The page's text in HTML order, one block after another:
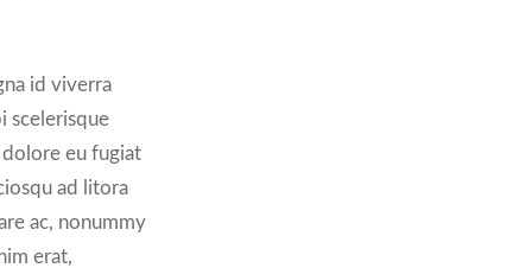
id viverra
scelerisque
eu fugiat
ad litora
ac, nonummy
erat,